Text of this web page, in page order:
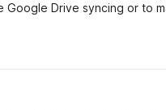
Drive syncing or to